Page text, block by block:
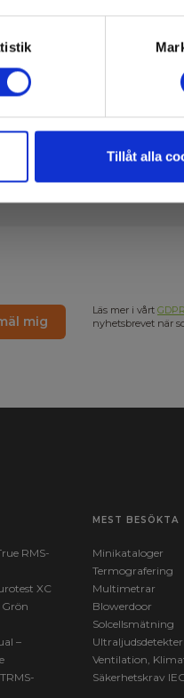
Tillåt alla
mig
Läs mer i vårt
nyhetsbrevet när
RMS-
XC
Grön
–
MEST BESÖKTA
Minikataloger
Termografering
Multimetrar
Blowerdoor
Solcellsmätning
Ventilation,
Säkerhetskrav